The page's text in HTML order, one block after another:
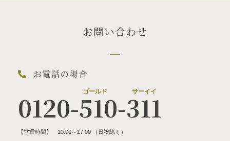
お問い合わせ
お電話の場合
0120-510-311
【営業時間】 10:00～17:00 （日祝除く）